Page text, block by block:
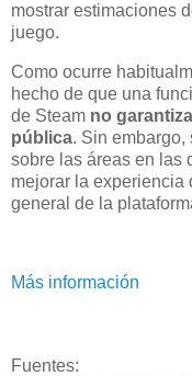
mostrar estimaciones
juego.
Como ocurre
hecho de que una
de Steam no
pública. Sin embargo,
sobre las áreas en las
mejorar la experiencia
general de la
Más información
Fuentes: